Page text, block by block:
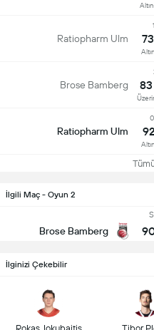
İlgili Maç - Oyun 2
Brose Bamberg
Ratiopharm Ulm
Brose Bamberg
Ratiopharm Ulm
İlginizi Çekebilir
Rokas Jokubaitis Tibor